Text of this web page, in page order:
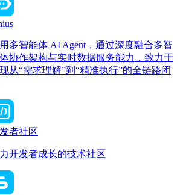
多智能体 AI Agent，通过深度融合多智
协作架构与实时数据服务能力，致力于
从“需求理解”到“精准执行”的全链路闭
者社区
开发者成长的技术社区